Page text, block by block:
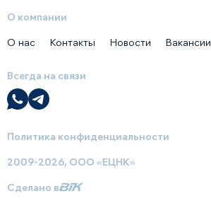
О компании
О нас Контакты Новости Вакансии
Всегда на связи
Политика конфиденциальности
2009-2026, ООО «ЕЦНК»
Сделано в